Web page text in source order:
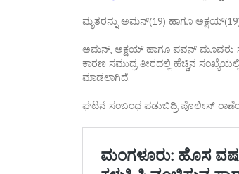
ಮೃತರನ್ನು ಅಮನ್(19) ಹಾಗೂ
ಅಮನ್, ಅಕ್ಷಯ್ ಹಾಗೂ ಪವನ್ ಮೂವರು ಸೇರಿ
ಕಾರಣ ಸಮುದ್ರ ತೀರದಲ್ಲಿ ಹೆಚ್ಚಿನ
ಮಾಡಲಾಗಿದೆ.
ಘಟನೆ ಸಂಬಂಧ ಪಡುಬಿದ್ರಿ ಪೊಲೀಸ್